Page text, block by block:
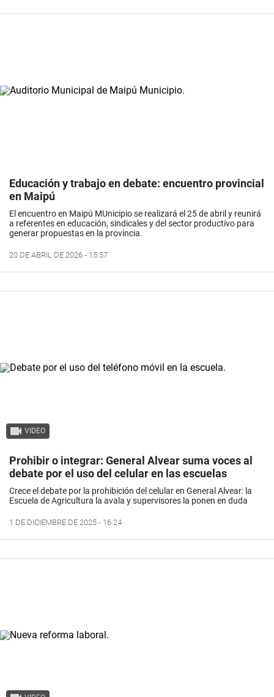
Educación y trabajo en debate: encuentro provincial
en Maipú
El encuentro en Maipú MUnicipio se realizará el 25 de abril y reunirá
a referentes en educación, sindicales y del sector productivo para
generar propuestas en la provincia.
20 DE ABRIL DE 2026 - 15:57
VIDEO
Prohibir o integrar: General Alvear suma voces al
debate por el uso del celular en las escuelas
Crece el debate por la prohibición del celular en General Alvear: la
Escuela de Agricultura la avala y supervisores la ponen en duda
1 DE DICIEMBRE DE 2025 - 16:24